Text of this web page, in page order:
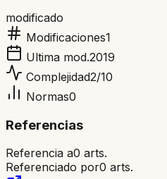
modificado
Modificaciones1
Ultima mod.2019
Complejidad2/10
Normas0
Referencias
Referencia a0 arts.
Referenciado por0 arts.